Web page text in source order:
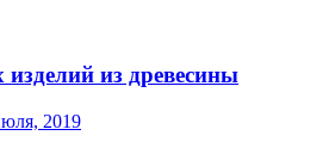
из древесины
2019